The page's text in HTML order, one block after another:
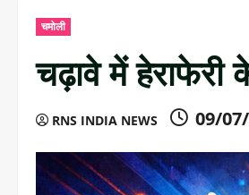
चमोली
चढ़ावे में हेराफेरी
RNS INDIA NEWS 09/